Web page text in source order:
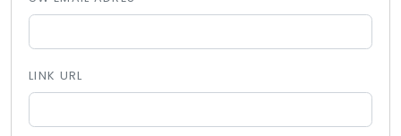
LINK URL